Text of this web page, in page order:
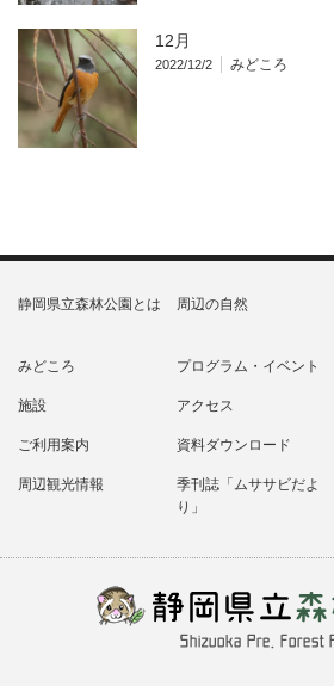
12月
2022/12/2 みどころ
静岡県立森林公園とは 周辺の自然
みどころ プログラム・イベント
施設 アクセス
ご利用案内 資料ダウンロード
周辺観光情報
季刊誌「ムササビだよ
り」